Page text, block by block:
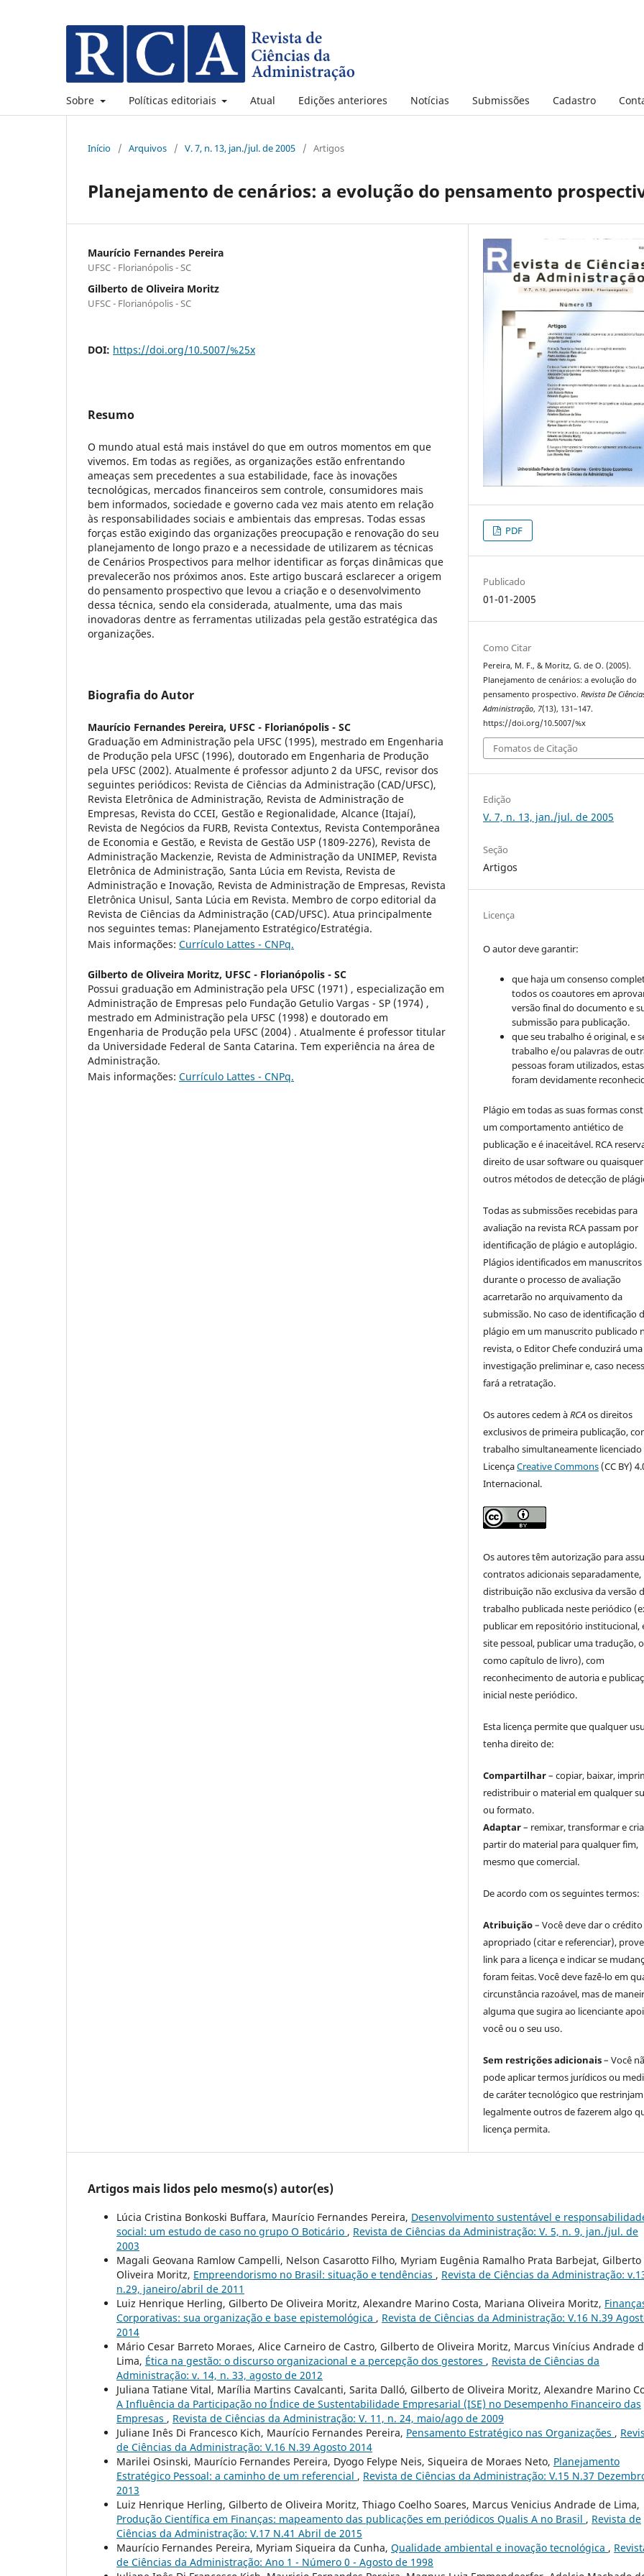
Sobre Políticas editoriais Atual Edições anteriores Notícias Submissões Cadastro
Início / Arquivos / V. 7, n. 13, jan./jul. de 2005 / Artigos
Planejamento de cenários: a evolução do pensamento
Maurício Fernandes Pereira
UFSC - Florianópolis - SC
Gilberto de Oliveira Moritz
UFSC - Florianópolis - SC
DOI: https://doi.org/10.5007/%25x
Resumo
O mundo atual está mais instável do que em outros momentos em que
vivemos. Em todas as regiões, as organizações estão enfrentando
ameaças sem precedentes a sua estabilidade, face às inovações
tecnológicas, mercados financeiros sem controle, consumidores mais
bem informados, sociedade e governo cada vez mais atento em relação
às responsabilidades sociais e ambientais das empresas. Todas essas
forças estão exigindo das organizações preocupação e renovação do seu
planejamento de longo prazo e a necessidade de utilizarem as técnicas
de Cenários Prospectivos para melhor identificar as forças dinâmicas que
prevalecerão nos próximos anos. Este artigo buscará esclarecer a origem
do pensamento prospectivo que levou a criação e o desenvolvimento
dessa técnica, sendo ela considerada, atualmente, uma das mais
inovadoras dentre as ferramentas utilizadas pela gestão estratégica das
organizações.
Biografia do Autor
Maurício Fernandes Pereira, UFSC - Florianópolis - SC
Graduação em Administração pela UFSC (1995), mestrado em Engenharia
de Produção pela UFSC (1996), doutorado em Engenharia de Produção
pela UFSC (2002). Atualmente é professor adjunto 2 da UFSC, revisor dos
seguintes periódicos: Revista de Ciências da Administração (CAD/UFSC),
Revista Eletrônica de Administração, Revista de Administração de
Empresas, Revista do CCEI, Gestão e Regionalidade, Alcance (Itajaí),
Revista de Negócios da FURB, Revista Contextus, Revista Contemporânea
de Economia e Gestão, e Revista de Gestão USP (1809-2276), Revista de
Administração Mackenzie, Revista de Administração da UNIMEP, Revista
Eletrônica de Administração, Santa Lúcia em Revista, Revista de
Administração e Inovação, Revista de Administração de Empresas, Revista
Eletrônica Unisul, Santa Lúcia em Revista. Membro de corpo editorial da
Revista de Ciências da Administração (CAD/UFSC). Atua principalmente
nos seguintes temas: Planejamento Estratégico/Estratégia.
Mais informações: Currículo Lattes - CNPq.
Gilberto de Oliveira Moritz, UFSC - Florianópolis - SC
Possui graduação em Administração pela UFSC (1971) , especialização em
Administração de Empresas pelo Fundação Getulio Vargas - SP (1974) ,
mestrado em Administração pela UFSC (1998) e doutorado em
Engenharia de Produção pela UFSC (2004) . Atualmente é professor titular
da Universidade Federal de Santa Catarina. Tem experiência na área de
Administração.
Mais informações: Currículo Lattes - CNPq.
PDF
Publicado
01-01-2005
Como Citar
Pereira, M. F., & Moritz, G. de O. (2005).
Planejamento de cenários: a evolução do
pensamento prospectivo.Revista De
Administração, 7(13), 131–147.
https://doi.org/10.5007/%x
Fomatos de Citação
Edição
V. 7, n. 13, jan./jul. de 2005
Seção
Artigos
Licença
O autor deve garantir:
que haja um consenso
todos os coautores em
versão final do documento e
submissão para publicação.
que seu trabalho é original, e
trabalho e/ou palavras de
pessoas foram utilizados, estas
foram devidamente
Plágio em todas as suas formas
um comportamento antiético de
publicação e é inaceitável. RCA
direito de usar software ou quaisquer
outros métodos de detecção de
Todas as submissões recebidas para
avaliação na revista RCA passam por
identificação de plágio e autoplágio.
Plágios identificados em manuscritos
durante o processo de avaliação
acarretarão no arquivamento da
submissão. No caso de identificação
plágio em um manuscrito publicado
revista, o Editor Chefe conduzirá uma
investigação preliminar e, caso
fará a retratação.
Os autores cedem àRCAos direitos
exclusivos de primeira publicação,
trabalho simultaneamente licenciado
LicençaCreative Commons (CC BY)
Internacional.
Os autores têm autorização para
contratos adicionais separadamente,
distribuição não exclusiva da versão
trabalho publicada neste periódico
publicar em repositório institucional,
site pessoal, publicar uma tradução,
como capítulo de livro), com
reconhecimento de autoria e
inicial neste periódico.
Esta licença permite que qualquer
tenha direito de:
Compartilhar– copiar, baixar,
redistribuir o material em qualquer
ou formato.
Adaptar– remixar, transformar e
partir do material para qualquer fim,
mesmo que comercial.
De acordo com os seguintes termos:
Atribuição– Você deve dar o crédito
apropriado (citar e referenciar),
link para a licença e indicar se
foram feitas. Você deve fazê-lo em
circunstância razoável, mas de
alguma que sugira ao licenciante
você ou o seu uso.
Sem restrições adicionais– Você
pode aplicar termos jurídicos ou
de caráter tecnológico que restrinjam
legalmente outros de fazerem algo
licença permita.
Artigos mais lidos pelo mesmo(s) autor(es)
Lúcia Cristina Bonkoski Buffara, Maurício Fernandes Pereira, Desenvolvimento sustentável e
social: um estudo de caso no grupo O Boticário , Revista de Ciências da Administração: V. 5, n. 9, jan./jul. de
2003
Magali Geovana Ramlow Campelli, Nelson Casarotto Filho, Myriam Eugênia Ramalho Prata Barbejat, Gilberto
Oliveira Moritz, Empreendorismo no Brasil: situação e tendências , Revista de Ciências da Administração:
n.29, janeiro/abril de 2011
Luiz Henrique Herling, Gilberto De Oliveira Moritz, Alexandre Marino Costa, Mariana Oliveira Moritz,
Corporativas: sua organização e base epistemológica , Revista de Ciências da Administração: V.16 N.39
2014
Mário Cesar Barreto Moraes, Alice Carneiro de Castro, Gilberto de Oliveira Moritz, Marcus Vinícius Andrade
Lima, Ética na gestão: o discurso organizacional e a percepção dos gestores , Revista de Ciências da
Administração: v. 14, n. 33, agosto de 2012
Juliana Tatiane Vital, Marília Martins Cavalcanti, Sarita Dalló, Gilberto de Oliveira Moritz, Alexandre Marino
A Influência da Participação no Índice de Sustentabilidade Empresarial (ISE) no Desempenho Financeiro das
Empresas , Revista de Ciências da Administração: V. 11, n. 24, maio/ago de 2009
Juliane Inês Di Francesco Kich, Maurício Fernandes Pereira, Pensamento Estratégico nas Organizações ,
de Ciências da Administração: V.16 N.39 Agosto 2014
Marilei Osinski, Maurício Fernandes Pereira, Dyogo Felype Neis, Siqueira de Moraes Neto, Planejamento
Estratégico Pessoal: a caminho de um referencial , Revista de Ciências da Administração: V.15 N.37
2013
Luiz Henrique Herling, Gilberto de Oliveira Moritz, Thiago Coelho Soares, Marcus Venicius Andrade de Lima,
Produção Científica em Finanças: mapeamento das publicações em periódicos Qualis A no Brasil , Revista de
Ciências da Administração: V.17 N.41 Abril de 2015
Maurício Fernandes Pereira, Myriam Siqueira da Cunha, Qualidade ambiental e inovação tecnológica ,
de Ciências da Administração: Ano 1 - Número 0 - Agosto de 1998